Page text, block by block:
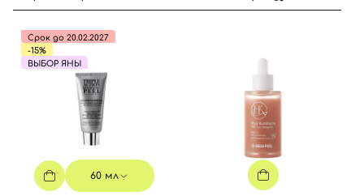
Срок до 20.02.2027
-15%
ВЫБОР ЯНЫ
60 мл
Регистрация